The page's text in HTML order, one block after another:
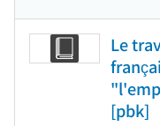
Le
[pbk]